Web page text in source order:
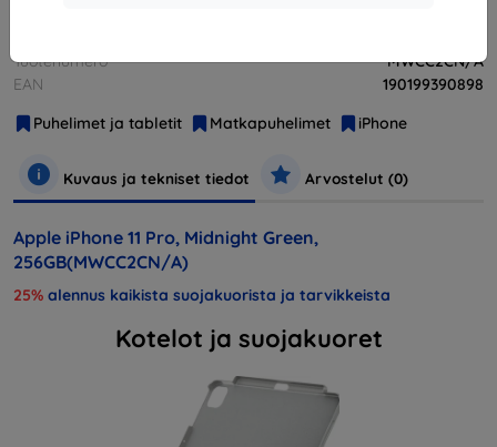
Tuotenumero
MWCC2CN/A
EAN
190199390898
Puhelimet ja tabletit
Matkapuhelimet iPhone
Kuvaus ja tekniset tiedot Arvostelut (0)
Apple iPhone 11 Pro, Midnight Green,
256GB(MWCC2CN/A)
25% alennus kaikista suojakuorista ja tarvikkeista
Kotelot ja suojakuoret